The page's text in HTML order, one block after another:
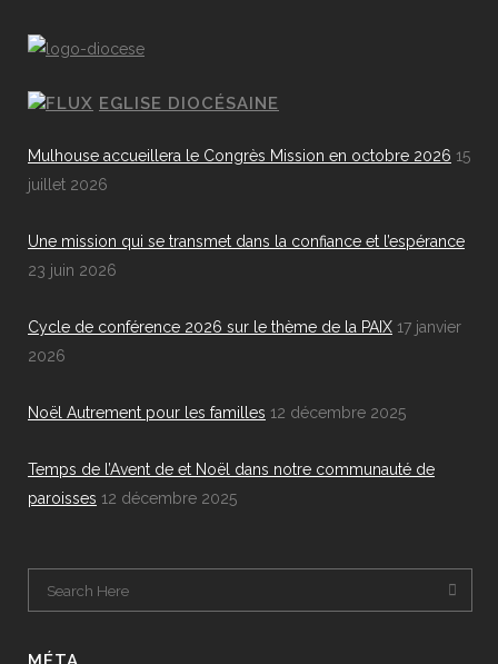
EGLISE DIOCÉSAINE
Mulhouse accueillera le Congrès Mission en octobre 2026 15
juillet 2026
Une mission qui se transmet dans la confiance et l’espérance
23 juin 2026
Cycle de conférence 2026 sur le thème de la PAIX 17 janvier
2026
Noël Autrement pour les familles 12 décembre 2025
Temps de l’Avent de et Noël dans notre communauté de
paroisses 12 décembre 2025